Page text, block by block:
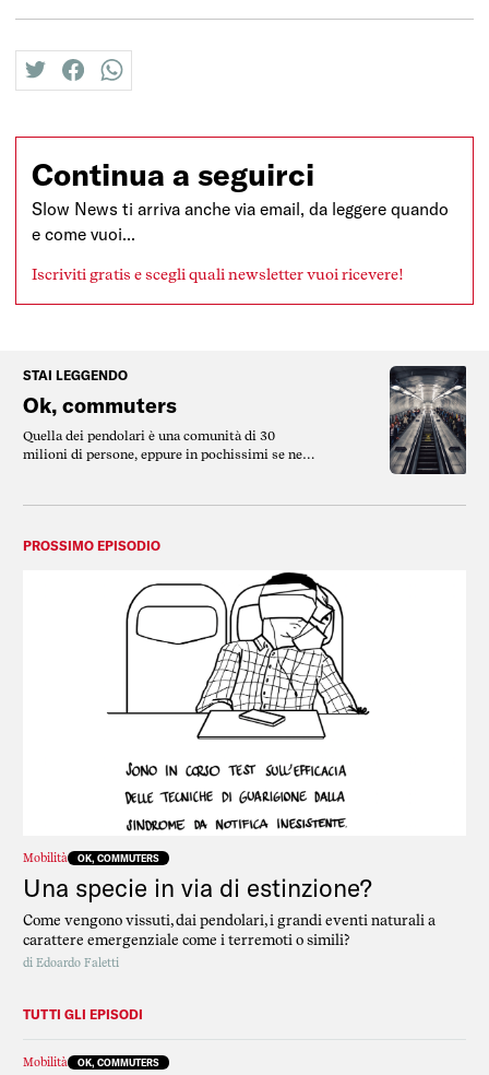
twitterfacebookwhatsapp
Continua a seguirci
Slow News ti arriva anche via email, da leggere quando
e come vuoi...
Iscriviti gratis e scegli quali newsletter vuoi ricevere!
STAI LEGGENDO
Ok, commuters
Quella dei pendolari è una comunità di 30
milioni di persone, eppure in pochissimi se ne
PROSSIMO EPISODIO
Mobilità OK, COMMUTERS
Una specie in via di estinzione?
Come vengono vissuti, dai pendolari, i grandi eventi naturali a
carattere emergenziale come i terremoti o simili?
di Edoardo Faletti
TUTTI GLI EPISODI
Mobilità OK, COMMUTERS